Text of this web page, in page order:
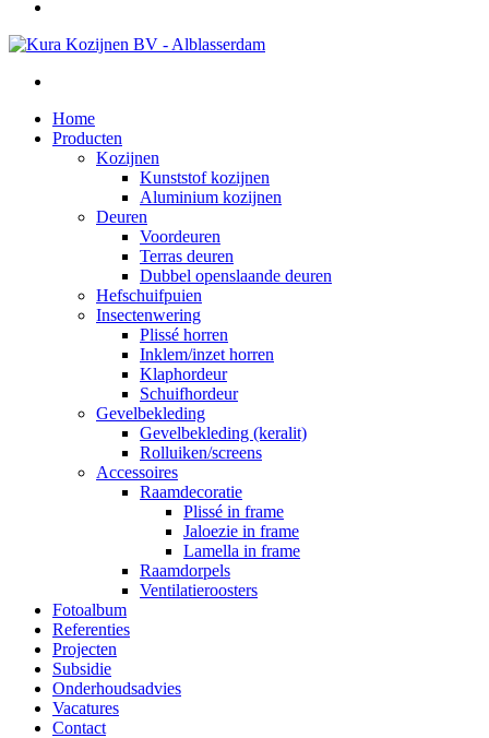
Home
Producten
Kozijnen
Kunststof kozijnen
Aluminium kozijnen
Deuren
Voordeuren
Terras deuren
Dubbel openslaande deuren
Hefschuifpuien
Insectenwering
Plissé horren
Inklem/inzet horren
Klaphordeur
Schuifhordeur
Gevelbekleding
Gevelbekleding (keralit)
Rolluiken/screens
Accessoires
Raamdecoratie
Plissé in frame
Jaloezie in frame
Lamella in frame
Raamdorpels
Ventilatieroosters
Fotoalbum
Referenties
Projecten
Subsidie
Onderhoudsadvies
Vacatures
Contact